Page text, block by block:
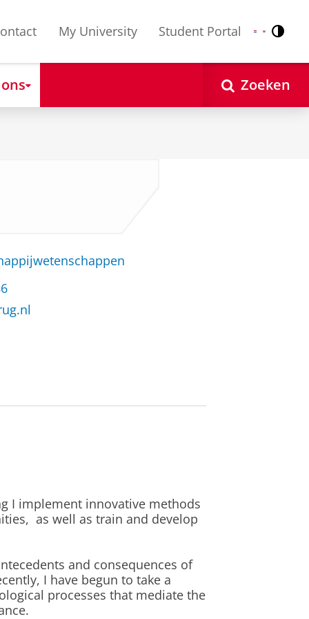
My University Student Portal Nederlands
English
Zoeken
I implement innovative methods
as well as train and develop
and consequences of
I have begun to take a
processes that mediate the